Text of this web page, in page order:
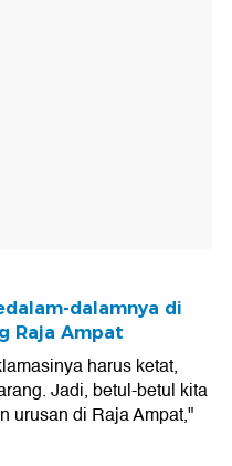
dalamnya di
Raja Ampat
harus ketat,
Jadi, betul-betul kita
urusan di Raja Ampat,"